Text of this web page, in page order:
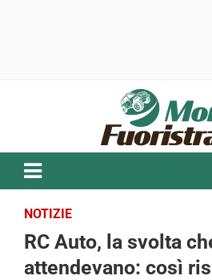
NOTIZIE
RC Auto, la svolta
attendevano: così